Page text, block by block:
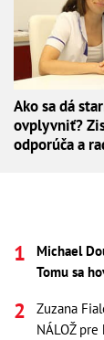
Ako sa dá
ovplyvniť?
odporúča a
Michael
Tomu sa
Zuzana
NÁLOŽ